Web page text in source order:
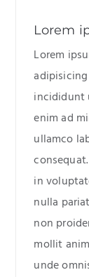
Lorem
Lorem
incididunt
enim ad
ullamco
in
nulla
non
mollit
unde